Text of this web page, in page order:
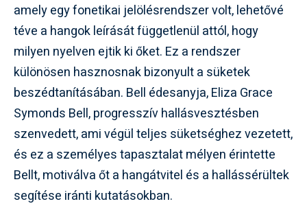
amely egy fonetikai jelölésrendszer volt, lehetővé
téve a hangok leírását függetlenül attól, hogy
milyen nyelven ejtik ki őket. Ez a rendszer
különösen hasznosnak bizonyult a süketek
beszédtanításában. Bell édesanyja, Eliza Grace
Symonds Bell, progresszív hallásvesztésben
szenvedett, ami végül teljes süketséghez vezetett,
és ez a személyes tapasztalat mélyen érintette
Bellt, motiválva őt a hangátvitel és a hallássérültek
segítése iránti kutatásokban.